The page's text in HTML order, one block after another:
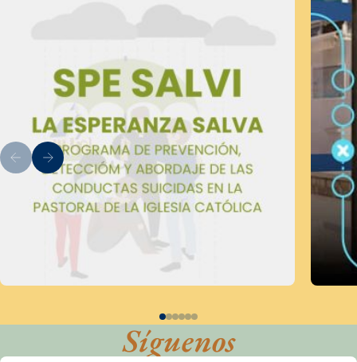
Síguenos